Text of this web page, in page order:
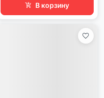
В корзину